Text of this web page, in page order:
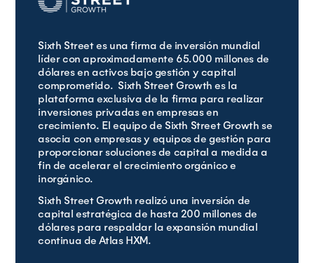
Sixth Street es una firma de inversión mundial
líder con aproximadamente 65.000 millones de
dólares en activos bajo gestión y capital
comprometido. Sixth Street Growth es la
plataforma exclusiva de la firma para realizar
inversiones privadas en empresas en
crecimiento. El equipo de Sixth Street Growth se
asocia con empresas y equipos de gestión para
proporcionar soluciones de capital a medida a
fin de acelerar el crecimiento orgánico e
inorgánico.
Sixth Street Growth realizó una inversión de
capital estratégica de hasta 200 millones de
dólares para respaldar la expansión mundial
continua de Atlas HXM.